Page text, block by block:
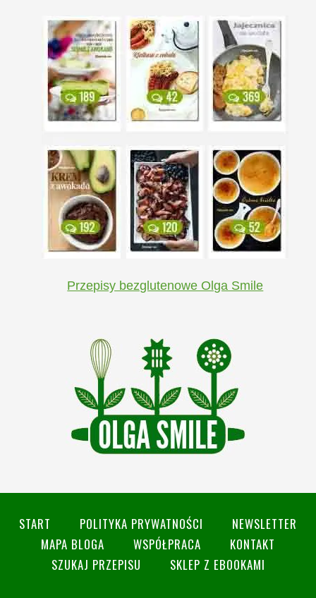
Przepisy bezglutenowe Olga Smile
START POLITYKA PRYWATNOŚCI
NEWSLETTER
MAPA BLOGA
WSPÓŁPRACA
KONTAKT
SZUKAJ PRZEPISU
SKLEP Z EBOOKAMI